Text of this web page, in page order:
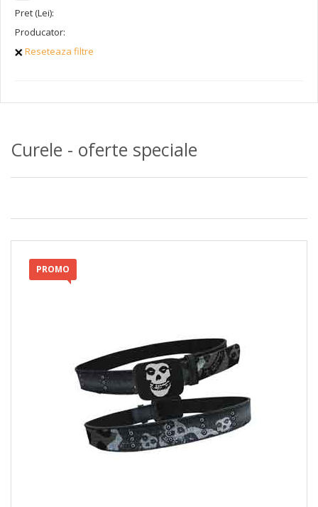
Pret (Lei):
Producator:
Reseteaza filtre
Curele - oferte speciale
PROMO